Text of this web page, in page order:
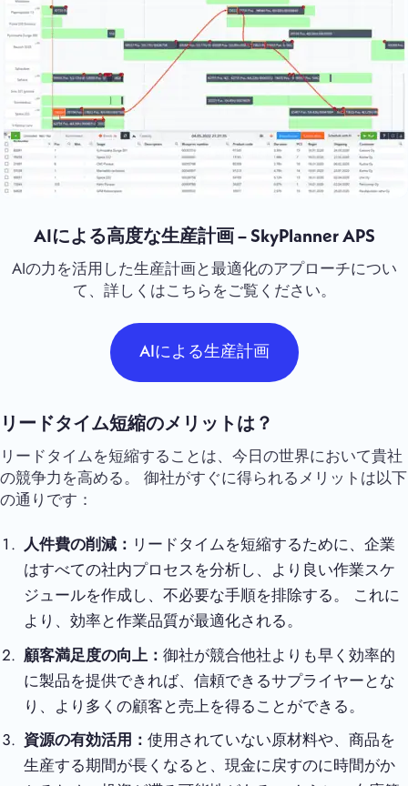
AIによる高度な生産計画 – SkyPlanner APS
AIの力を活用した生産計画と最適化のアプローチについ
て、詳しくはこちらをご覧ください。
AIによる生産計画
リードタイム短縮のメリットは？
リードタイムを短縮することは、今日の世界において貴社
の競争力を高める。 御社がすぐに得られるメリットは以下
の通りです：
人件費の削減： リードタイムを短縮するために、企業
はすべての社内プロセスを分析し、より良い作業スケ
ジュールを作成し、不必要な手順を排除する。 これに
より、効率と作業品質が最適化される。
顧客満足度の向上：御社が競合他社よりも早く効率的
に製品を提供できれば、信頼できるサプライヤーとな
り、より多くの顧客と売上を得ることができる。
資源の有効活用：使用されていない原材料や、商品を
生産する期間が長くなると、現金に戻すのに時間がか